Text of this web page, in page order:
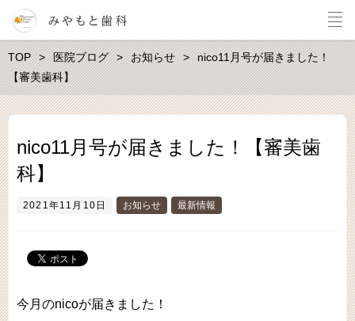
TOP 医院ブログ お知らせ
nico11月号が届きました！
【審美歯科】
nico11月号が届きました！【審美歯
科】
2021年11月10日 お知らせ 最新情報
今月のnicoが届きました！